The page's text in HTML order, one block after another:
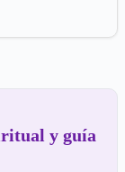
y guía